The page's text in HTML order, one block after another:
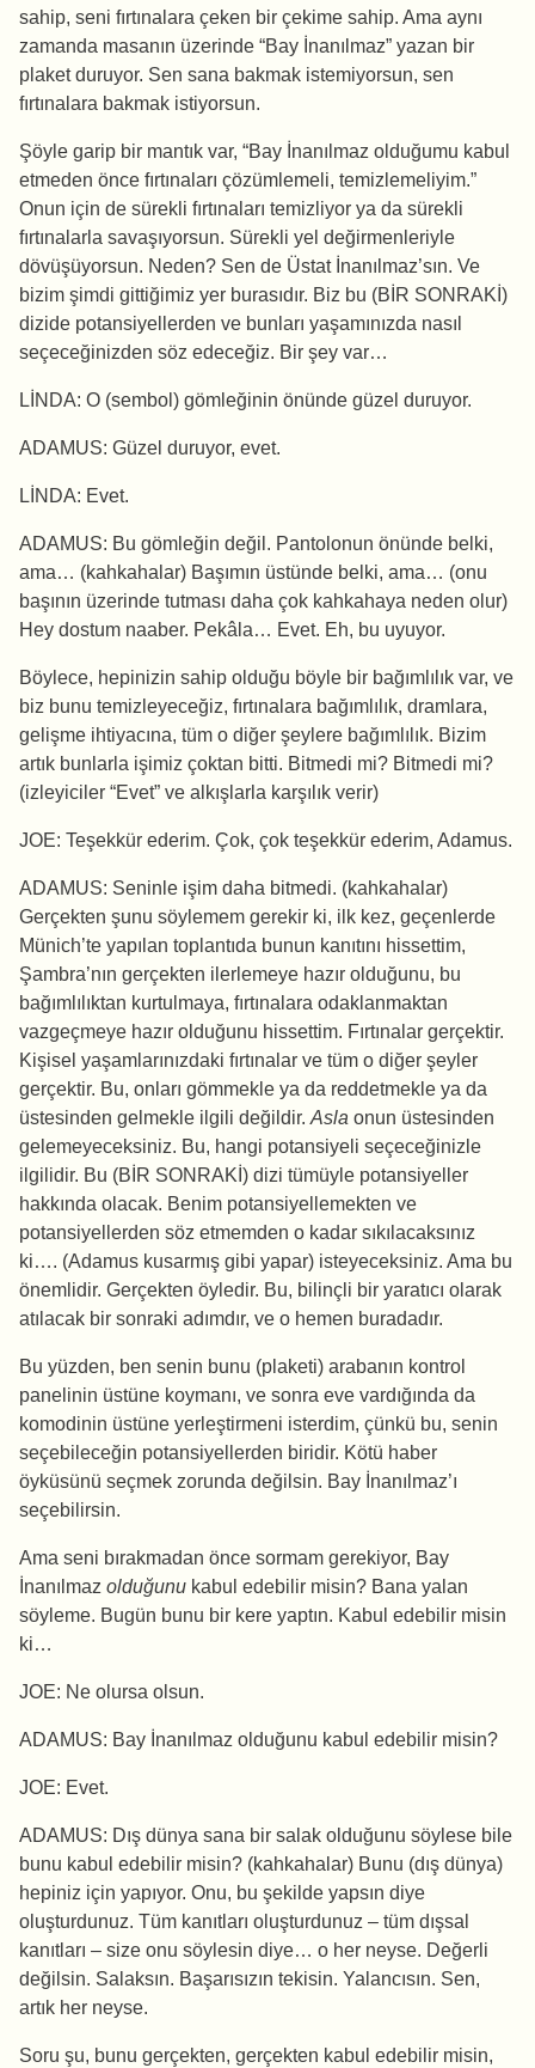
sahip, seni fırtınalara çeken bir çekime sahip. Ama aynı
zamanda masanın üzerinde “Bay İnanılmaz” yazan bir
plaket duruyor. Sen sana bakmak istemiyorsun, sen
fırtınalara bakmak istiyorsun.
Şöyle garip bir mantık var, “Bay İnanılmaz olduğumu kabul
etmeden önce fırtınaları çözümlemeli, temizlemeliyim.”
Onun için de sürekli fırtınaları temizliyor ya da sürekli
fırtınalarla savaşıyorsun. Sürekli yel değirmenleriyle
dövüşüyorsun. Neden? Sen de Üstat İnanılmaz’sın. Ve
bizim şimdi gittiğimiz yer burasıdır. Biz bu (BİR SONRAKİ)
dizide potansiyellerden ve bunları yaşamınızda nasıl
seçeceğinizden söz edeceğiz. Bir şey var…
LİNDA: O (sembol) gömleğinin önünde güzel duruyor.
ADAMUS: Güzel duruyor, evet.
LİNDA: Evet.
ADAMUS: Bu gömleğin değil. Pantolonun önünde belki,
ama… (kahkahalar) Başımın üstünde belki, ama… (onu
başının üzerinde tutması daha çok kahkahaya neden olur)
Hey dostum naaber. Pekâla… Evet. Eh, bu uyuyor.
Böylece, hepinizin sahip olduğu böyle bir bağımlılık var, ve
biz bunu temizleyeceğiz, fırtınalara bağımlılık, dramlara,
gelişme ihtiyacına, tüm o diğer şeylere bağımlılık. Bizim
artık bunlarla işimiz çoktan bitti. Bitmedi mi? Bitmedi mi?
(izleyiciler “Evet” ve alkışlarla karşılık verir)
JOE: Teşekkür ederim. Çok, çok teşekkür ederim, Adamus.
ADAMUS: Seninle işim daha bitmedi. (kahkahalar)
Gerçekten şunu söylemem gerekir ki, ilk kez, geçenlerde
Münich’te yapılan toplantıda bunun kanıtını hissettim,
Şambra’nın gerçekten ilerlemeye hazır olduğunu, bu
bağımlılıktan kurtulmaya, fırtınalara odaklanmaktan
vazgeçmeye hazır olduğunu hissettim. Fırtınalar gerçektir.
Kişisel yaşamlarınızdaki fırtınalar ve tüm o diğer şeyler
gerçektir. Bu, onları gömmekle ya da reddetmekle ya da
üstesinden gelmekle ilgili değildir. Asla onun üstesinden
gelemeyeceksiniz. Bu, hangi potansiyeli seçeceğinizle
ilgilidir. Bu (BİR SONRAKİ) dizi tümüyle potansiyeller
hakkında olacak. Benim potansiyellemekten ve
potansiyellerden söz etmemden o kadar sıkılacaksınız
ki…. (Adamus kusarmış gibi yapar) isteyeceksiniz. Ama bu
önemlidir. Gerçekten öyledir. Bu, bilinçli bir yaratıcı olarak
atılacak bir sonraki adımdır, ve o hemen buradadır.
Bu yüzden, ben senin bunu (plaketi) arabanın kontrol
panelinin üstüne koymanı, ve sonra eve vardığında da
komodinin üstüne yerleştirmeni isterdim, çünkü bu, senin
seçebileceğin potansiyellerden biridir. Kötü haber
öyküsünü seçmek zorunda değilsin. Bay İnanılmaz’ı
seçebilirsin.
Ama seni bırakmadan önce sormam gerekiyor, Bay
İnanılmaz olduğunu kabul edebilir misin? Bana yalan
söyleme. Bugün bunu bir kere yaptın. Kabul edebilir misin
ki…
JOE: Ne olursa olsun.
ADAMUS: Bay İnanılmaz olduğunu kabul edebilir misin?
JOE: Evet.
ADAMUS: Dış dünya sana bir salak olduğunu söylese bile
bunu kabul edebilir misin? (kahkahalar) Bunu (dış dünya)
hepiniz için yapıyor. Onu, bu şekilde yapsın diye
oluşturdunuz. Tüm kanıtları oluşturdunuz – tüm dışsal
kanıtları – size onu söylesin diye… o her neyse. Değerli
değilsin. Salaksın. Başarısızın tekisin. Yalancısın. Sen,
artık her neyse.
Soru şu, bunu gerçekten, gerçekten kabul edebilir misin,